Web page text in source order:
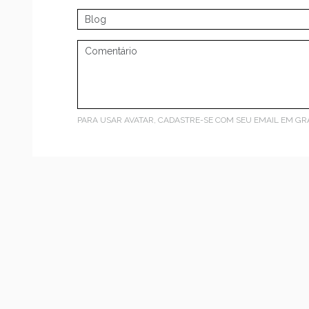
PARA USAR AVATAR, CADASTRE-SE COM SEU EMAIL EM